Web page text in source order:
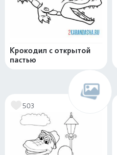
Крокодил с открытой
пастью
503